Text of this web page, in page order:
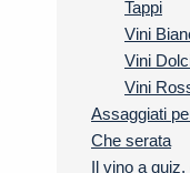
Tappi
Vini
Vini
Vini
Assaggiati
Che serata
Il vino a